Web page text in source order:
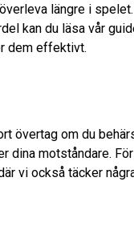
längre i
kan du läsa vår
dem effektivt.
övertag om du
dina motståndare.
vi också täcker